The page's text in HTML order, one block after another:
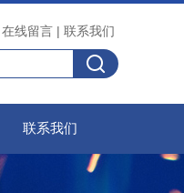
在线留言 | 联系我们
联系我们